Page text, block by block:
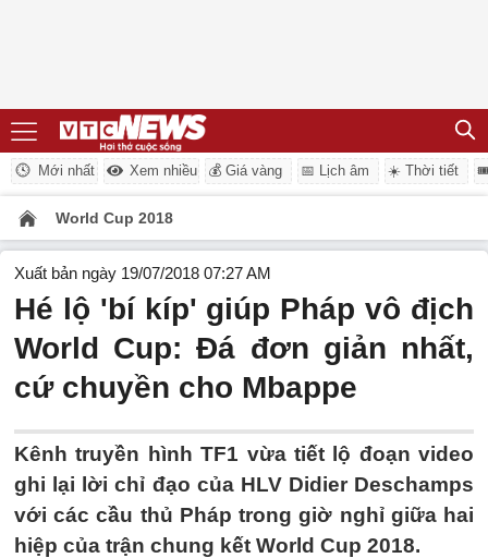
Mới nhất Xem nhiều 💰 Giá vàng 📅 Lịch âm ☀️ Thời tiết
World Cup 2018
Xuất bản ngày 19/07/2018 07:27 AM
Hé lộ 'bí kíp' giúp Pháp vô địch
World Cup: Đá đơn giản nhất,
cứ chuyền cho Mbappe
Kênh truyền hình TF1 vừa tiết lộ đoạn video
ghi lại lời chỉ đạo của HLV Didier Deschamps
với các cầu thủ Pháp trong giờ nghỉ giữa hai
hiệp của trận chung kết World Cup 2018.